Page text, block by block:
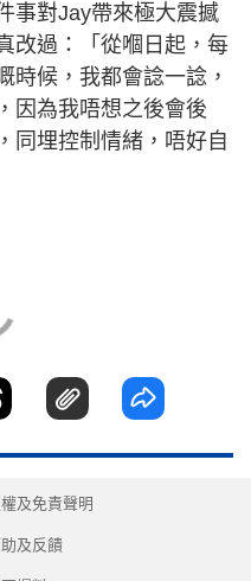
事對Jay帶來極大震撼
改過：「從嗰日起，每
時候，我都會諗一諗，
因為我唔想之後會後
同埋控制情緒，唔好自
及免責聲明
及反饋